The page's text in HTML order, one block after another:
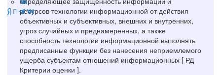
ресурсов технологии информационной от действия
объективных и субъективных, внешних и внутренних,
угроз случайных и преднамеренных, а также
способность технологии информационной выполнять
предписанные функции без нанесения неприемлемого
ущерба субъектам отношений информационных [ РД
Критерии оценки ].